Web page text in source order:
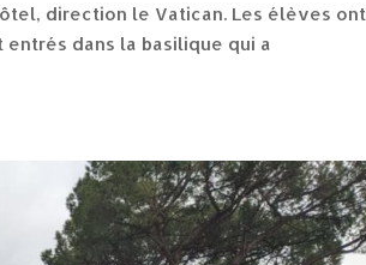
direction le Vatican. Les élèves ont
dans la basilique qui a